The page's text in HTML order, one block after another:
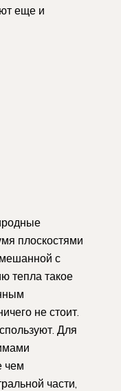
еще и
плоскостями
с
тепла такое
не стоит.
Для
чем
части,